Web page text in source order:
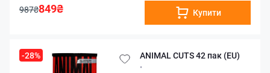
987₴849₴ Купити
-28% ANIMAL CUTS 42 пак (EU)
•